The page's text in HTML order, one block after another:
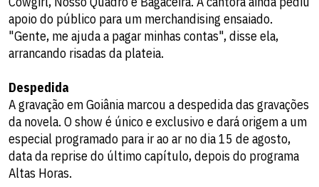
apoio do público para um merchandising ensaiado.
"Gente, me ajuda a pagar minhas contas", disse ela,
arrancando risadas da plateia.
Despedida
A gravação em Goiânia marcou a despedida das gravações
da novela. O show é único e exclusivo e dará origem a um
especial programado para ir ao ar no dia 15 de agosto,
data da reprise do último capítulo, depois do programa
Altas Horas.